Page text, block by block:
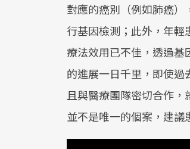
對應的癌別（例如肺癌
行基因檢測；此外，年
療法效用已不佳，透過基
的進展一日千里，即使
且與醫療團隊密切合作
並不是唯一的個案，建議